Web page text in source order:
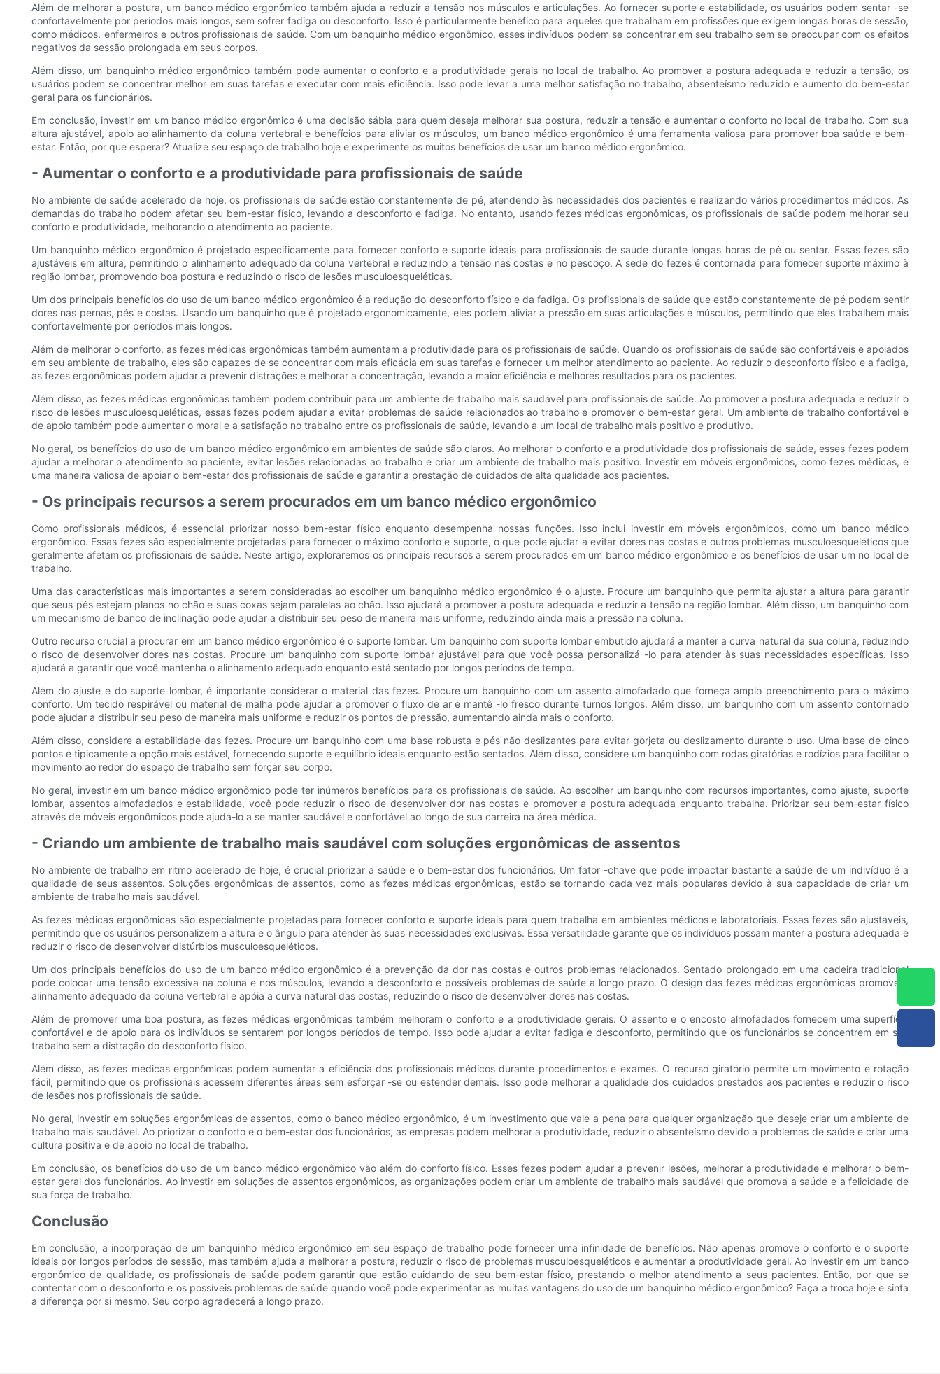
Além de melhorar a postura, um banco médico ergonômico também ajuda a reduzir a tensão nos músculos e articulações. Ao fornecer suporte e estabilidade, os usuários podem sentar -se
confortavelmente por períodos mais longos, sem sofrer fadiga ou desconforto. Isso é particularmente benéfico para aqueles que trabalham em profissões que exigem longas horas de sessão,
como médicos, enfermeiros e outros profissionais de saúde. Com um banquinho médico ergonômico, esses indivíduos podem se concentrar em seu trabalho sem se preocupar com os efeitos
negativos da sessão prolongada em seus corpos.
Além disso, um banquinho médico ergonômico também pode aumentar o conforto e a produtividade gerais no local de trabalho. Ao promover a postura adequada e reduzir a tensão, os
usuários podem se concentrar melhor em suas tarefas e executar com mais eficiência. Isso pode levar a uma melhor satisfação no trabalho, absenteísmo reduzido e aumento do bem-estar
geral para os funcionários.
Em conclusão, investir em um banco médico ergonômico é uma decisão sábia para quem deseja melhorar sua postura, reduzir a tensão e aumentar o conforto no local de trabalho. Com sua
altura ajustável, apoio ao alinhamento da coluna vertebral e benefícios para aliviar os músculos, um banco médico ergonômico é uma ferramenta valiosa para promover boa saúde e bem-
estar. Então, por que esperar? Atualize seu espaço de trabalho hoje e experimente os muitos benefícios de usar um banco médico ergonômico.
- Aumentar o conforto e a produtividade para profissionais de saúde
No ambiente de saúde acelerado de hoje, os profissionais de saúde estão constantemente de pé, atendendo às necessidades dos pacientes e realizando vários procedimentos médicos. As
demandas do trabalho podem afetar seu bem-estar físico, levando a desconforto e fadiga. No entanto, usando fezes médicas ergonômicas, os profissionais de saúde podem melhorar seu
conforto e produtividade, melhorando o atendimento ao paciente.
Um banquinho médico ergonômico é projetado especificamente para fornecer conforto e suporte ideais para profissionais de saúde durante longas horas de pé ou sentar. Essas fezes são
ajustáveis ​​em altura, permitindo o alinhamento adequado da coluna vertebral e reduzindo a tensão nas costas e no pescoço. A sede do fezes é contornada para fornecer suporte máximo à
região lombar, promovendo boa postura e reduzindo o risco de lesões musculoesqueléticas.
Um dos principais benefícios do uso de um banco médico ergonômico é a redução do desconforto físico e da fadiga. Os profissionais de saúde que estão constantemente de pé podem sentir
dores nas pernas, pés e costas. Usando um banquinho que é projetado ergonomicamente, eles podem aliviar a pressão em suas articulações e músculos, permitindo que eles trabalhem mais
confortavelmente por períodos mais longos.
Além de melhorar o conforto, as fezes médicas ergonômicas também aumentam a produtividade para os profissionais de saúde. Quando os profissionais de saúde são confortáveis ​​e apoiados
em seu ambiente de trabalho, eles são capazes de se concentrar com mais eficácia em suas tarefas e fornecer um melhor atendimento ao paciente. Ao reduzir o desconforto físico e a fadiga,
as fezes ergonômicas podem ajudar a prevenir distrações e melhorar a concentração, levando a maior eficiência e melhores resultados para os pacientes.
Além disso, as fezes médicas ergonômicas também podem contribuir para um ambiente de trabalho mais saudável para profissionais de saúde. Ao promover a postura adequada e reduzir o
risco de lesões musculoesqueléticas, essas fezes podem ajudar a evitar problemas de saúde relacionados ao trabalho e promover o bem-estar geral. Um ambiente de trabalho confortável e
de apoio também pode aumentar o moral e a satisfação no trabalho entre os profissionais de saúde, levando a um local de trabalho mais positivo e produtivo.
No geral, os benefícios do uso de um banco médico ergonômico em ambientes de saúde são claros. Ao melhorar o conforto e a produtividade dos profissionais de saúde, esses fezes podem
ajudar a melhorar o atendimento ao paciente, evitar lesões relacionadas ao trabalho e criar um ambiente de trabalho mais positivo. Investir em móveis ergonômicos, como fezes médicas, é
uma maneira valiosa de apoiar o bem-estar dos profissionais de saúde e garantir a prestação de cuidados de alta qualidade aos pacientes.
- Os principais recursos a serem procurados em um banco médico ergonômico
Como profissionais médicos, é essencial priorizar nosso bem-estar físico enquanto desempenha nossas funções. Isso inclui investir em móveis ergonômicos, como um banco médico
ergonômico. Essas fezes são especialmente projetadas para fornecer o máximo conforto e suporte, o que pode ajudar a evitar dores nas costas e outros problemas musculoesqueléticos que
geralmente afetam os profissionais de saúde. Neste artigo, exploraremos os principais recursos a serem procurados em um banco médico ergonômico e os benefícios de usar um no local de
trabalho.
Uma das características mais importantes a serem consideradas ao escolher um banquinho médico ergonômico é o ajuste. Procure um banquinho que permita ajustar a altura para garantir
que seus pés estejam planos no chão e suas coxas sejam paralelas ao chão. Isso ajudará a promover a postura adequada e reduzir a tensão na região lombar. Além disso, um banquinho com
um mecanismo de banco de inclinação pode ajudar a distribuir seu peso de maneira mais uniforme, reduzindo ainda mais a pressão na coluna.
Outro recurso crucial a procurar em um banco médico ergonômico é o suporte lombar. Um banquinho com suporte lombar embutido ajudará a manter a curva natural da sua coluna, reduzindo
o risco de desenvolver dores nas costas. Procure um banquinho com suporte lombar ajustável para que você possa personalizá -lo para atender às suas necessidades específicas. Isso
ajudará a garantir que você mantenha o alinhamento adequado enquanto está sentado por longos períodos de tempo.
Além do ajuste e do suporte lombar, é importante considerar o material das fezes. Procure um banquinho com um assento almofadado que forneça amplo preenchimento para o máximo
conforto. Um tecido respirável ou material de malha pode ajudar a promover o fluxo de ar e mantê -lo fresco durante turnos longos. Além disso, um banquinho com um assento contornado
pode ajudar a distribuir seu peso de maneira mais uniforme e reduzir os pontos de pressão, aumentando ainda mais o conforto.
Além disso, considere a estabilidade das fezes. Procure um banquinho com uma base robusta e pés não deslizantes para evitar gorjeta ou deslizamento durante o uso. Uma base de cinco
pontos é tipicamente a opção mais estável, fornecendo suporte e equilíbrio ideais enquanto estão sentados. Além disso, considere um banquinho com rodas giratórias e rodízios para facilitar o
movimento ao redor do espaço de trabalho sem forçar seu corpo.
No geral, investir em um banco médico ergonômico pode ter inúmeros benefícios para os profissionais de saúde. Ao escolher um banquinho com recursos importantes, como ajuste, suporte
lombar, assentos almofadados e estabilidade, você pode reduzir o risco de desenvolver dor nas costas e promover a postura adequada enquanto trabalha. Priorizar seu bem-estar físico
através de móveis ergonômicos pode ajudá-lo a se manter saudável e confortável ao longo de sua carreira na área médica.
- Criando um ambiente de trabalho mais saudável com soluções ergonômicas de assentos
No ambiente de trabalho em ritmo acelerado de hoje, é crucial priorizar a saúde e o bem-estar dos funcionários. Um fator -chave que pode impactar bastante a saúde de um indivíduo é a
qualidade de seus assentos. Soluções ergonômicas de assentos, como as fezes médicas ergonômicas, estão se tornando cada vez mais populares devido à sua capacidade de criar um
ambiente de trabalho mais saudável.
As fezes médicas ergonômicas são especialmente projetadas para fornecer conforto e suporte ideais para quem trabalha em ambientes médicos e laboratoriais. Essas fezes são ajustáveis,
permitindo que os usuários personalizem a altura e o ângulo para atender às suas necessidades exclusivas. Essa versatilidade garante que os indivíduos possam manter a postura adequada e
reduzir o risco de desenvolver distúrbios musculoesqueléticos.
Um dos principais benefícios do uso de um banco médico ergonômico é a prevenção da dor nas costas e outros problemas relacionados. Sentado prolongado em uma cadeira tradicional
pode colocar uma tensão excessiva na coluna e nos músculos, levando a desconforto e possíveis problemas de saúde a longo prazo. O design das fezes médicas ergonômicas promove o
alinhamento adequado da coluna vertebral e apóia a curva natural das costas, reduzindo o risco de desenvolver dores nas costas.
Além de promover uma boa postura, as fezes médicas ergonômicas também melhoram o conforto e a produtividade gerais. O assento e o encosto almofadados fornecem uma superfície
confortável e de apoio para os indivíduos se sentarem por longos períodos de tempo. Isso pode ajudar a evitar fadiga e desconforto, permitindo que os funcionários se concentrem em seu
trabalho sem a distração do desconforto físico.
Além disso, as fezes médicas ergonômicas podem aumentar a eficiência dos profissionais médicos durante procedimentos e exames. O recurso giratório permite um movimento e rotação
fácil, permitindo que os profissionais acessem diferentes áreas sem esforçar -se ou estender demais. Isso pode melhorar a qualidade dos cuidados prestados aos pacientes e reduzir o risco
de lesões nos profissionais de saúde.
No geral, investir em soluções ergonômicas de assentos, como o banco médico ergonômico, é um investimento que vale a pena para qualquer organização que deseje criar um ambiente de
trabalho mais saudável. Ao priorizar o conforto e o bem-estar dos funcionários, as empresas podem melhorar a produtividade, reduzir o absenteísmo devido a problemas de saúde e criar uma
cultura positiva e de apoio no local de trabalho.
Em conclusão, os benefícios do uso de um banco médico ergonômico vão além do conforto físico. Esses fezes podem ajudar a prevenir lesões, melhorar a produtividade e melhorar o bem-
estar geral dos funcionários. Ao investir em soluções de assentos ergonômicos, as organizações podem criar um ambiente de trabalho mais saudável que promova a saúde e a felicidade de
sua força de trabalho.
Conclusão
Em conclusão, a incorporação de um banquinho médico ergonômico em seu espaço de trabalho pode fornecer uma infinidade de benefícios. Não apenas promove o conforto e o suporte
ideais por longos períodos de sessão, mas também ajuda a melhorar a postura, reduzir o risco de problemas musculoesqueléticos e aumentar a produtividade geral. Ao investir em um banco
ergonômico de qualidade, os profissionais de saúde podem garantir que estão cuidando de seu bem-estar físico, prestando o melhor atendimento a seus pacientes. Então, por que se
contentar com o desconforto e os possíveis problemas de saúde quando você pode experimentar as muitas vantagens do uso de um banquinho médico ergonômico? Faça a troca hoje e sinta
a diferença por si mesmo. Seu corpo agradecerá a longo prazo.